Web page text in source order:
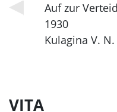
Auf zur
1930
Kulagina V. N.
VITA